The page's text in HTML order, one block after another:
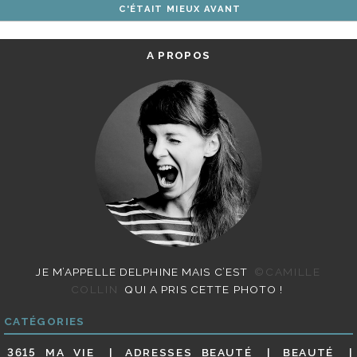
ARTICLES
C'ÉTAIT MIEUX AVANT
A PROPOS
JE M’APPELLE DELPHINE MAIS C’EST
©CAMILLE
COLLIN
QUI A PRIS CETTE PHOTO !
CATÉGORIES
3615 MA VIE ADRESSES BEAUTÉ BEAUTÉ